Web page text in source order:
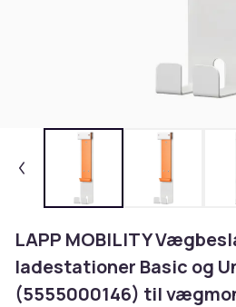
LAPP MOBILITY
ladestationer Basic og
(5555000146) til